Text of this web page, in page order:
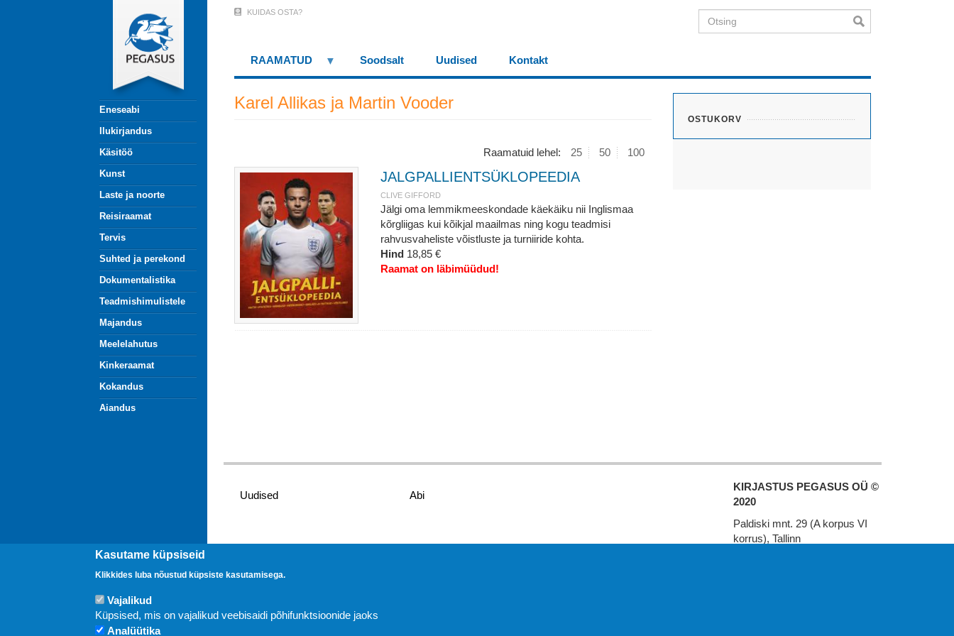
Eneseabi
Ilukirjandus
Käsitöö
Kunst
Laste ja noorte
Reisiraamat
Tervis
Suhted ja perekond
Dokumentalistika
Teadmishimulistele
Majandus
Meelelahutus
Kinkeraamat
Kokandus
Aiandus
Menu
(logged
KUIDAS OSTA? Otsing
RAAMATUD Soodsalt Uudised Kontakt
OSTUKORV
Karel Allikas ja Martin Vooder
Raamatuid lehel: 25 50 100
JALGPALLIENTSÜKLOPEEDIA
CLIVE GIFFORD
Jälgi oma lemmikmeeskondade käekäiku nii Inglismaa
kõrgliigas kui kõikjal maailmas ning kogu teadmisi
rahvusvaheliste võistluste ja turniiride kohta.
Hind 18,85 €
Raamat on läbimüüdud!
Uudised Abi
KIRJASTUS PEGASUS OÜ ©
2020
Paldiski mnt. 29 (A korpus VI
korrus), Tallinn
Kasutame küpsiseid
Klikkides luba nõustud küpsiste kasutamisega.
Vajalikud
Küpsised, mis on vajalikud veebisaidi põhifunktsioonide jaoks
Analüütika